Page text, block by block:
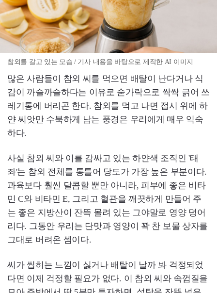
참외를 갈고 있는 모습 / 기사 내용을 바탕으로 제작한 AI 이미지
많은 사람들이 참외 씨를 먹으면 배탈이 난다거나 식
감이 까슬까슬하다는 이유로 숟가락으로 싹싹 긁어 쓰
레기통에 버리곤 한다. 참외를 먹고 나면 접시 위에 하
얀 씨앗만 수북하게 남는 풍경은 우리에게 매우 익숙
하다.
사실 참외 씨와 이를 감싸고 있는 하얀색 조직인 '태
좌'는 참외 전체를 통틀어 당도가 가장 높은 부분이다.
과육보다 훨씬 달콤할 뿐만 아니라, 피부에 좋은 비타
민 C와 비타민 E, 그리고 혈관을 깨끗하게 만들어 주
는 좋은 지방산이 잔뜩 몰려 있는 그야말로 영양 덩어
리다. 그동안 우리는 단맛과 영양이 꽉 찬 보물 상자를
그대로 버려온 셈이다.
씨가 씹히는 느낌이 싫거나 배탈이 날까 봐 걱정되었
다면 이제 걱정할 필요가 없다. 이 참외 씨와 속껍질을